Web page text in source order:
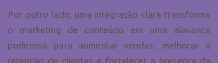
Por outro lado, uma integração clara transforma
o marketing de conteúdo em uma alavanca
poderosa para aumentar vendas, melhorar a
retenção de clientes e fortalecer a presença da